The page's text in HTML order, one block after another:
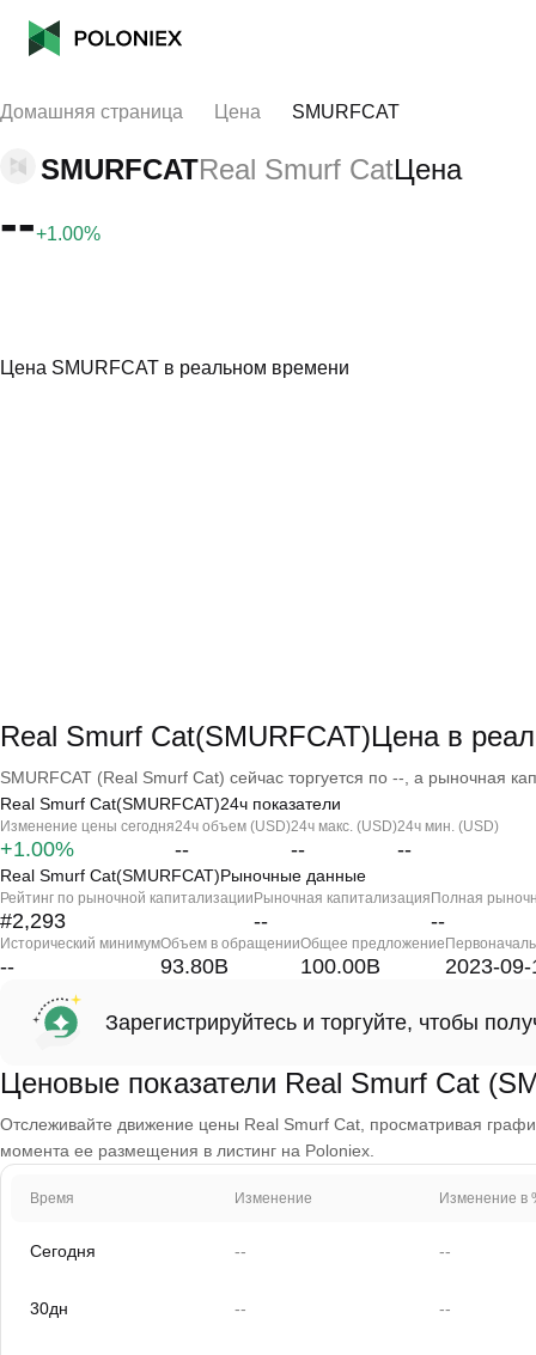
Домашняя страница Цена SMURFCAT
SMURFCATReal Smurf CatЦена
--+1.00%
Цена SMURFCAT в реальном времени
Real Smurf Cat(SMURFCAT)Цена в
SMURFCAT (Real Smurf Cat) сейчас торгуется по --, а рыночная
Real Smurf Cat(SMURFCAT)24ч показатели
Изменение цены сегодня
+1.00%
24ч объем (USD)
--
24ч макс. (USD)
--
24ч мин. (USD)
--
Real Smurf Cat(SMURFCAT)Рыночные данные
Рейтинг по рыночной капитализации
#2,293
Рыночная капитализация
--
Полная
--
Исторический минимум
--
Объем в обращении
93.80B
Общее предложение
100.00B 2023-09-
Зарегистрируйтесь и торгуйте, чтобы
Ценовые показатели Real Smurf Cat
Отслеживайте движение цены Real Smurf Cat, просматривая
момента ее размещения в листинг на Poloniex.
Время Изменение Изменение в
Сегодня -- --
30дн -- --